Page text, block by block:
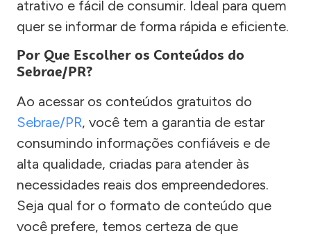
atrativo e fácil de consumir. Ideal para quem
quer se informar de forma rápida e eficiente.
Por Que Escolher os Conteúdos do
Sebrae/PR?
Ao acessar os conteúdos gratuitos do
Sebrae/PR, você tem a garantia de estar
consumindo informações confiáveis e de
alta qualidade, criadas para atender às
necessidades reais dos empreendedores.
Seja qual for o formato de conteúdo que
você prefere, temos certeza de que